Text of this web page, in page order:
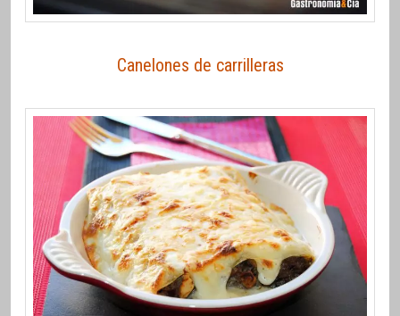
Canelones de carrilleras